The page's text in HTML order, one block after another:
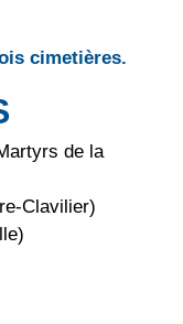
cimetières.
de la
Clavilier)